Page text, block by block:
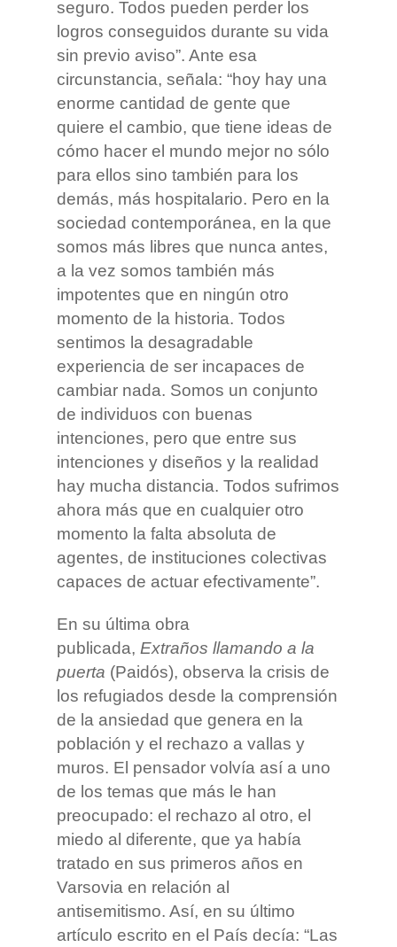
seguro. Todos pueden perder los
logros conseguidos durante su vida
sin previo aviso”. Ante esa
circunstancia, señala: “hoy hay una
enorme cantidad de gente que
quiere el cambio, que tiene ideas de
cómo hacer el mundo mejor no sólo
para ellos sino también para los
demás, más hospitalario. Pero en la
sociedad contemporánea, en la que
somos más libres que nunca antes,
a la vez somos también más
impotentes que en ningún otro
momento de la historia. Todos
sentimos la desagradable
experiencia de ser incapaces de
cambiar nada. Somos un conjunto
de individuos con buenas
intenciones, pero que entre sus
intenciones y diseños y la realidad
hay mucha distancia. Todos sufrimos
ahora más que en cualquier otro
momento la falta absoluta de
agentes, de instituciones colectivas
capaces de actuar efectivamente”.
En su última obra
publicada, Extraños llamando a la
puerta (Paidós), observa la crisis de
los refugiados desde la comprensión
de la ansiedad que genera en la
población y el rechazo a vallas y
muros. El pensador volvía así a uno
de los temas que más le han
preocupado: el rechazo al otro, el
miedo al diferente, que ya había
tratado en sus primeros años en
Varsovia en relación al
antisemitismo. Así, en su último
artículo escrito en el País decía: “Las